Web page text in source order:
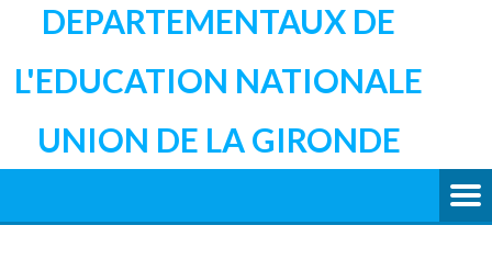
DEPARTEMENTAUX DE
L'EDUCATION NATIONALE
UNION DE LA GIRONDE